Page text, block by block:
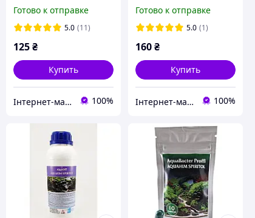
Готово к отправке
5.0 (11)
125 ₴
Купить
Інтернет-магазин "Aquahim Spiritol" 100%
Proffi, 0.5 л
Готово к отправке
5.0 (1)
160₴
Купить
Інтернет-магазин "Aquahim Spiritol" 100%